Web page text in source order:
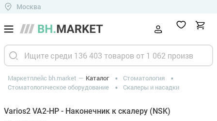
Москва
Маркетплейс bh.market Каталог
Стоматология
Стоматологическое оборудование
Скалеры и насадки
Varios2 VA2-HP - Наконечник к скалеру (NSK)